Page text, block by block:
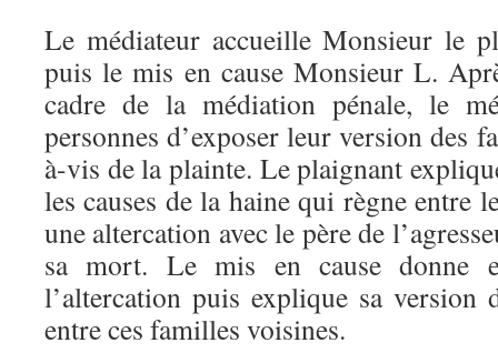
Le médiateur accueille Monsieur le
puis le mis en cause Monsieur L.
cadre de la médiation pénale, le
personnes d’exposer leur version des
à-vis de la plainte. Le plaignant
les causes de la haine qui règne entre
une altercation avec le père de
sa mort. Le mis en cause donne
l’altercation puis explique sa version
entre ces familles voisines.